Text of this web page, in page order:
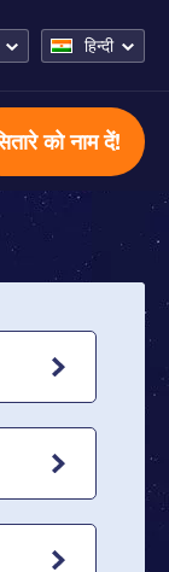
हिन्दी
को नाम दें!